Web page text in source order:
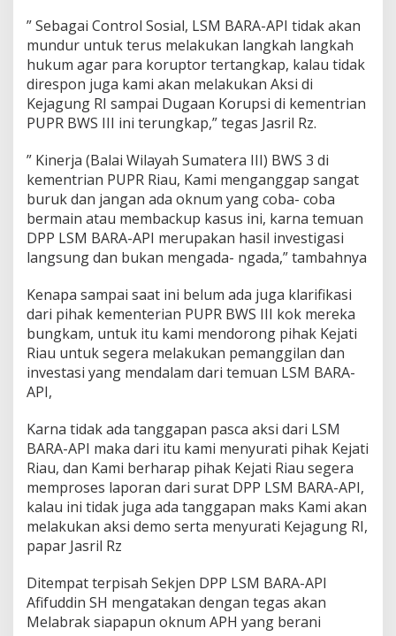
a
p
o
r
a
n
D
u
a
a
n
K
r
u
s
i
B
W
I
” Sebagai Control Sosial, LSM BARA-API tidak akan
mundur untuk terus melakukan langkah langkah
hukum agar para koruptor tertangkap, kalau tidak
direspon juga kami akan melakukan Aksi di
Kejagung RI sampai Dugaan Korupsi di kementrian
PUPR BWS III ini terungkap,” tegas Jasril Rz.
” Kinerja (Balai Wilayah Sumatera III) BWS 3 di
kementrian PUPR Riau, Kami menganggap sangat
buruk dan jangan ada oknum yang coba- coba
bermain atau membackup kasus ini, karna temuan
DPP LSM BARA-API merupakan hasil investigasi
langsung dan bukan mengada- ngada,” tambahnya
Kenapa sampai saat ini belum ada juga klarifikasi
dari pihak kementerian PUPR BWS III kok mereka
bungkam, untuk itu kami mendorong pihak Kejati
Riau untuk segera melakukan pemanggilan dan
investasi yang mendalam dari temuan LSM BARA-
API,
Karna tidak ada tanggapan pasca aksi dari LSM
BARA-API maka dari itu kami menyurati pihak Kejati
Riau, dan Kami berharap pihak Kejati Riau segera
memproses laporan dari surat DPP LSM BARA-API,
kalau ini tidak juga ada tanggapan maks Kami akan
melakukan aksi demo serta menyurati Kejagung RI,
papar Jasril Rz
Ditempat terpisah Sekjen DPP LSM BARA-API
Afifuddin SH mengatakan dengan tegas akan
Melabrak siapapun oknum APH yang berani